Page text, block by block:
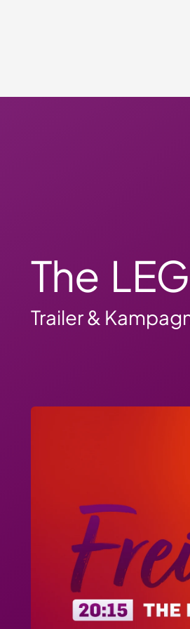
The
Trailer &